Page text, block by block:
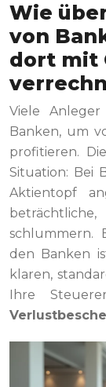
Wie
von
dort mit
Viele
Banken, um
profitieren.
Situation: Bei
Aktientopf
schlummern.
den Banken
klaren,
Ihre